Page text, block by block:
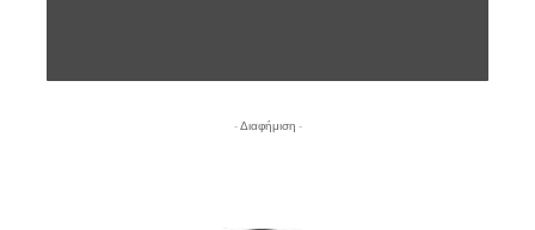
- Διαφήμιση -